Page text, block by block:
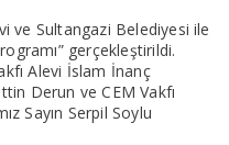
ve Sultangazi Belediyesi ile
gerçekleştirildi.
Alevi İslam İnanç
Derun ve CEM Vakfı
Sayın Serpil Soylu